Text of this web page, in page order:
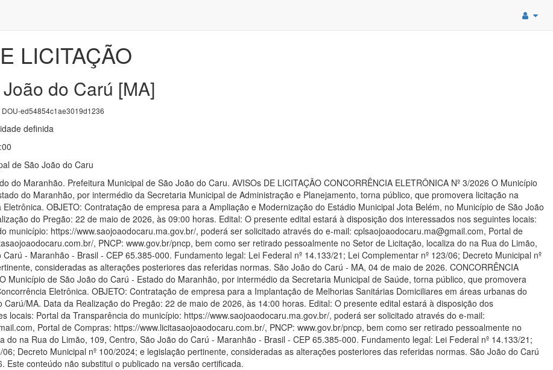
LICITAÇÃO
do Carú [MA]
DOU-ed54854c1ae3019d1236
definida
de São João do Caru
do Maranhão. Prefeitura Municipal de São João do Caru. AVISOs DE LICITAÇÃO CONCORRÊNCIA ELETRÔNICA Nº 3/2026 O Município
do Maranhão, por intermédio da Secretaria Municipal de Administração e Planejamento, torna público, que promovera licitação na
OBJETO: Contratação de empresa para a Ampliação e Modernização do Estádio Municipal Jota Belém, no Município de São João
do Pregão: 22 de maio de 2026, às 09:00 horas. Edital: O presente edital estará à disposição dos interessados nos seguintes locais:
município: https://www.saojoaodocaru.ma.gov.br/, poderá ser solicitado através do e-mail: cplsaojoaodocaru.ma@gmail.com, Portal de
, PNCP: www.gov.br/pncp, bem como ser retirado pessoalmente no Setor de Licitação, localiza do na Rua do Limão,
- Maranhão - Brasil - CEP 65.385-000. Fundamento legal: Lei Federal nº 14.133/21; Lei Complementar nº 123/06; Decreto Municipal nº
consideradas as alterações posteriores das referidas normas. São João do Carú - MA, 04 de maio de 2026. CONCORRÊNCIA
Município de São João do Carú - Estado do Maranhão, por intermédio da Secretaria Municipal de Saúde, torna público, que promovera
Eletrônica. OBJETO: Contratação de empresa para a Implantação de Melhorias Sanitárias Domiciliares em áreas urbanas do
Carú/MA. Data da Realização do Pregão: 22 de maio de 2026, às 14:00 horas. Edital: O presente edital estará à disposição dos
locais: Portal da Transparência do município: https://www.saojoaodocaru.ma.gov.br/, poderá ser solicitado através do e-mail:
Portal de Compras: https://www.licitasaojoaodocaru.com.br/, PNCP: www.gov.br/pncp, bem como ser retirado pessoalmente no
do na Rua do Limão, 109, Centro, São João do Carú - Maranhão - Brasil - CEP 65.385-000. Fundamento legal: Lei Federal nº 14.133/21;
06; Decreto Municipal nº 100/2024; e legislação pertinente, consideradas as alterações posteriores das referidas normas. São João do Carú
Este conteúdo não substitui o publicado na versão certificada.